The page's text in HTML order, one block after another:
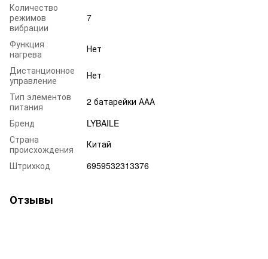
Количество
режимов
вибрации
7
Функция
нагрева
Нет
Дистанционное
управление
Нет
Тип элементов
питания
2 батарейки ААА
Бренд
LYBAILE
Страна
происхождения
Китай
Штрихкод
6959532313376
Отзывы